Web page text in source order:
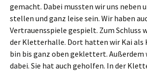
gemacht. Dabei mussten wir uns neben
stellen und ganz leise sein. Wir haben
Vertrauensspiele gespielt. Zum Schluss
der Kletterhalle. Dort hatten wir Kai als
bin bis ganz oben geklettert. Außerdem
dabei. Sie hat auch geholfen. In der